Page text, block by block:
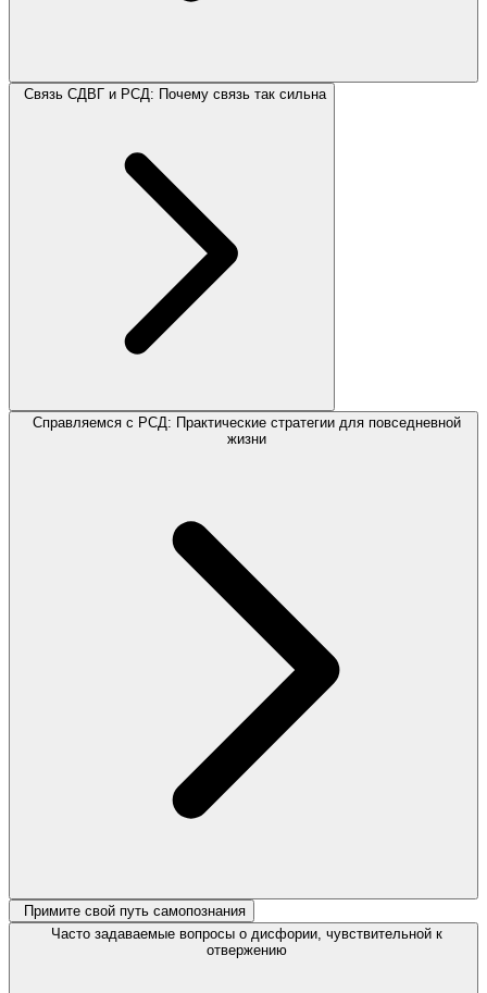
Связь СДВГ и РСД: Почему связь так сильна
Справляемся с РСД: Практические стратегии для повседневной
жизни
Примите свой путь самопознания
Часто задаваемые вопросы о дисфории, чувствительной к
отвержению